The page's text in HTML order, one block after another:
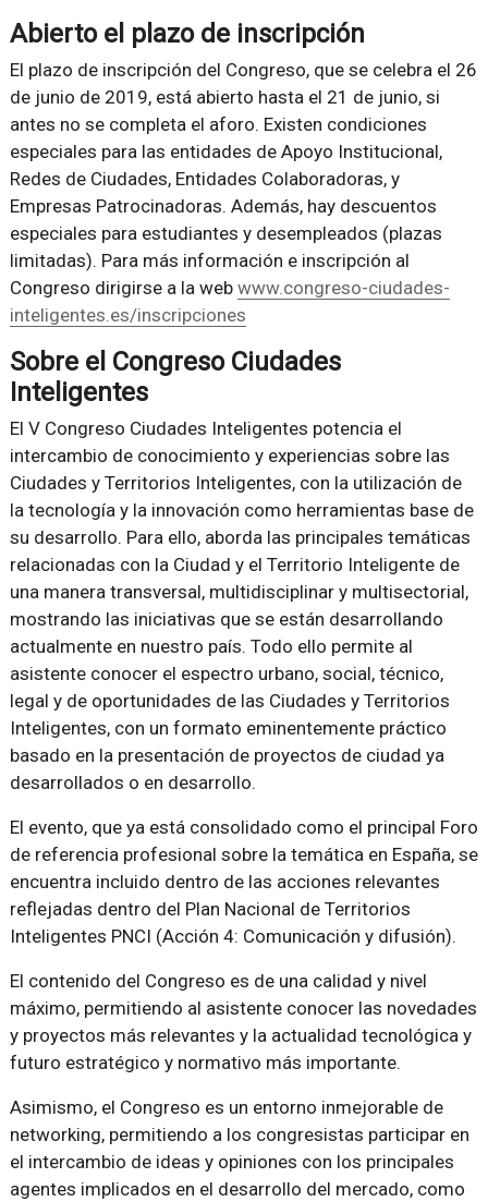
Abierto el plazo de inscripción
El plazo de inscripción del Congreso, que se celebra el 26
de junio de 2019, está abierto hasta el 21 de junio, si
antes no se completa el aforo. Existen condiciones
especiales para las entidades de Apoyo Institucional,
Redes de Ciudades, Entidades Colaboradoras, y
Empresas Patrocinadoras. Además, hay descuentos
especiales para estudiantes y desempleados (plazas
limitadas). Para más información e inscripción al
Congreso dirigirse a la web www.congreso-ciudades-
inteligentes.es/inscripciones
Sobre el Congreso Ciudades
Inteligentes
El V Congreso Ciudades Inteligentes potencia el
intercambio de conocimiento y experiencias sobre las
Ciudades y Territorios Inteligentes, con la utilización de
la tecnología y la innovación como herramientas base de
su desarrollo. Para ello, aborda las principales temáticas
relacionadas con la Ciudad y el Territorio Inteligente de
una manera transversal, multidisciplinar y multisectorial,
mostrando las iniciativas que se están desarrollando
actualmente en nuestro país. Todo ello permite al
asistente conocer el espectro urbano, social, técnico,
legal y de oportunidades de las Ciudades y Territorios
Inteligentes, con un formato eminentemente práctico
basado en la presentación de proyectos de ciudad ya
desarrollados o en desarrollo.
El evento, que ya está consolidado como el principal Foro
de referencia profesional sobre la temática en España, se
encuentra incluido dentro de las acciones relevantes
reflejadas dentro del Plan Nacional de Territorios
Inteligentes PNCI (Acción 4: Comunicación y difusión).
El contenido del Congreso es de una calidad y nivel
máximo, permitiendo al asistente conocer las novedades
y proyectos más relevantes y la actualidad tecnológica y
futuro estratégico y normativo más importante.
Asimismo, el Congreso es un entorno inmejorable de
networking, permitiendo a los congresistas participar en
el intercambio de ideas y opiniones con los principales
agentes implicados en el desarrollo del mercado, como